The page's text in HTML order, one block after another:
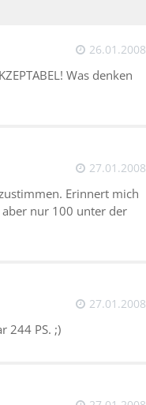
26.01.2008
Was denken
27.01.2008
Erinnert mich
aber nur 100 unter der
27.01.2008
244 PS. ;)